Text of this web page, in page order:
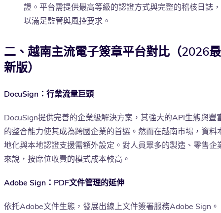
證。平台需提供最高等級的認證方式與完整的稽核日誌，
以滿足監管與風控要求。
二、越南主流電子簽章平台對比（2026最
新版）
DocuSign：行業流量巨頭
DocuSign提供完善的企業級解決方案，其強大的API生態與豐
的整合能力使其成為跨國企業的首選。然而在越南市場，資料
地化與本地認證支援需額外設定。對人員眾多的製造、零售企
來說，按席位收費的模式成本較高。
Adobe Sign：PDF文件管理的延伸
依托Adobe文件生態，發展出線上文件簽署服務Adobe Sign。